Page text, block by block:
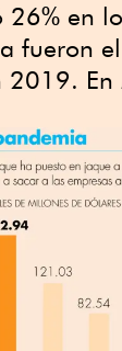
26% en
fueron
2019. En